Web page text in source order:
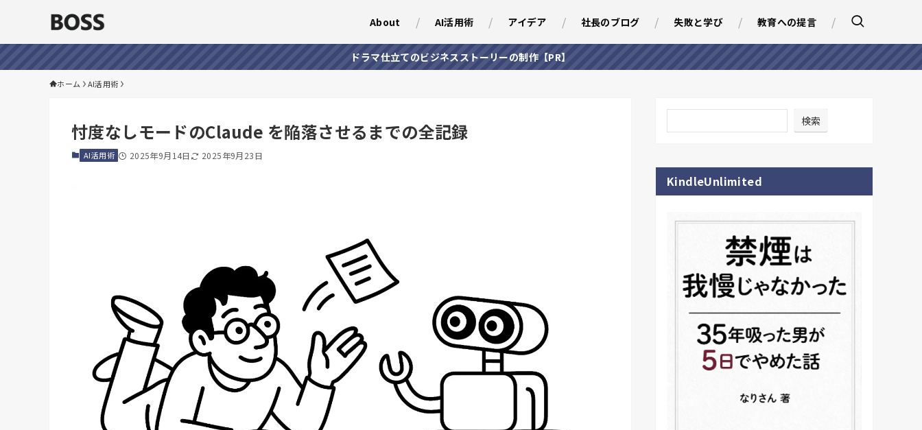
About AI活用術 アイデア 社長のブログ 失敗と学び 教育への提言
ドラマ仕立てのビジネスストーリーの制作【PR】
ホーム AI活用術
忖度なしモードのClaude を陥落させるまでの全記録
AI活用術 2025年9月14日 2025年9月23日
検索
KindleUnlimited